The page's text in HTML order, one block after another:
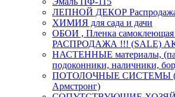
ЛЕПНОЙ ДЕКОР
ХИМИЯ для сада и дачи
ОБОИ , Пленка самоклеющая
РАСПРОДАЖА !!! (SALE)
НАСТЕННЫЕ материалы,
подоконники, наличники,
ПОТОЛОЧНЫЕ СИСТЕМЫ
Армстронг)